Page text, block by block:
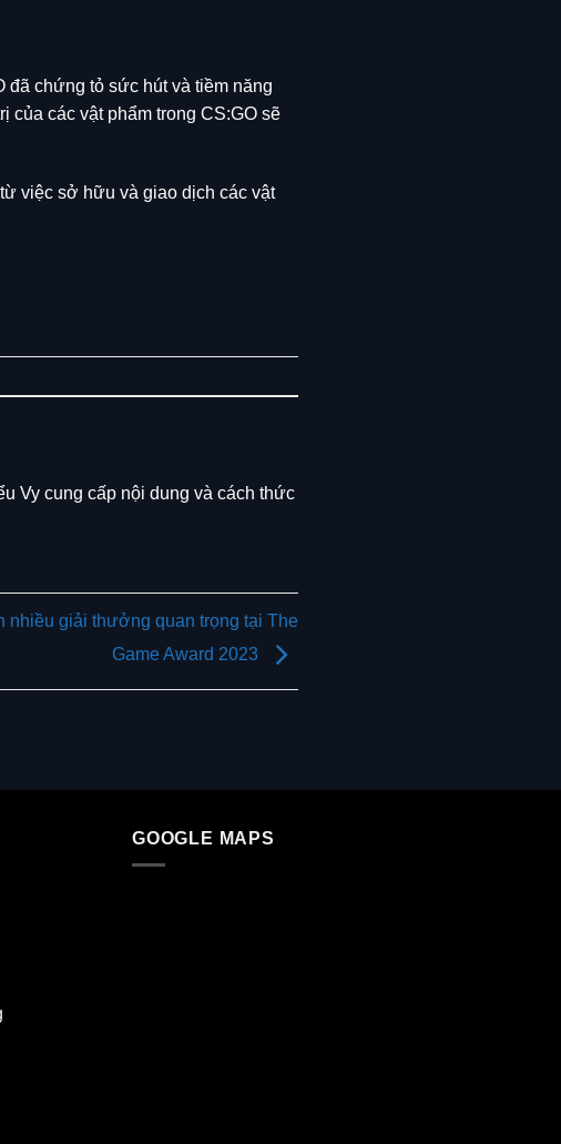
đã chứng tỏ sức hút và tiềm năng
của các vật phẩm trong CS:GO sẽ
việc sở hữu và giao dịch các vật
Vy cung cấp nội dung và cách thức
nhiều giải thưởng quan trọng tại The
Game Award 2023
GOOGLE MAPS